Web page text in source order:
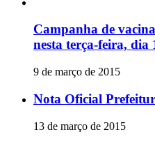
Campanha de
nesta terça-feira, dia
9 de março de 2015
Nota Oficial
13 de março de 2015